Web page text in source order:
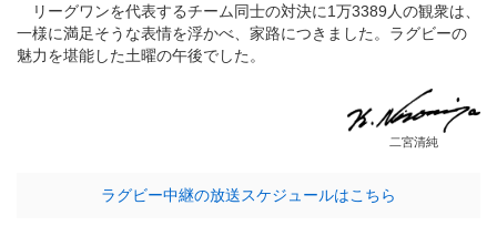
リーグワンを代表するチーム同士の対決に1万3389人の観衆は、
一様に満足そうな表情を浮かべ、家路につきました。ラグビーの
魅力を堪能した土曜の午後でした。
二宮清純
ラグビー中継の放送スケジュールはこちら